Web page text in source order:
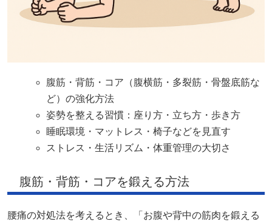
腹筋・背筋・コア（腹横筋・多裂筋・骨盤底筋な
ど）の強化方法
姿勢を整える習慣：座り方・立ち方・歩き方
睡眠環境・マットレス・椅子などを見直す
ストレス・生活リズム・体重管理の大切さ
腹筋・背筋・コアを鍛える方法
腰痛の対処法を考えるとき、「お腹や背中の筋肉を鍛える